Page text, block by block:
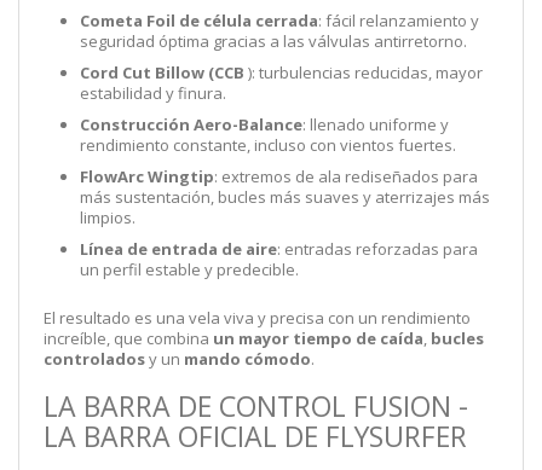
Cometa Foil de célula cerrada: fácil relanzamiento y
seguridad óptima gracias a las válvulas antirretorno.
Cord Cut Billow (CCB ): turbulencias reducidas, mayor
estabilidad y finura.
Construcción Aero-Balance: llenado uniforme y
rendimiento constante, incluso con vientos fuertes.
FlowArc Wingtip: extremos de ala rediseñados para
más sustentación, bucles más suaves y aterrizajes más
limpios.
Línea de entrada de aire: entradas reforzadas para
un perfil estable y predecible.
El resultado es una vela viva y precisa con un rendimiento
increíble, que combina un mayor tiempo de caída, bucles
controladosy un mando cómodo.
LA BARRA DE CONTROL FUSION -
LA BARRA OFICIAL DE FLYSURFER